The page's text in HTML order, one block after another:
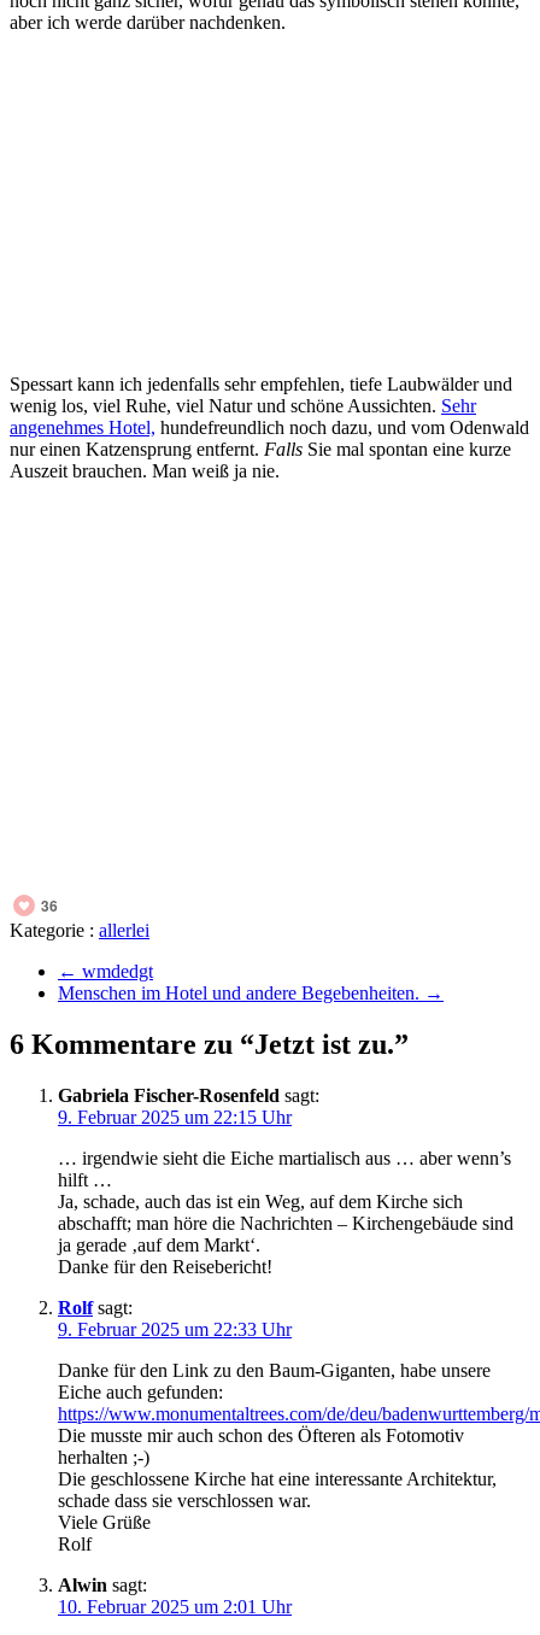
aber ich werde darüber nachdenken.
Spessart kann ich jedenfalls sehr empfehlen, tiefe Laubwälder und
wenig los, viel Ruhe, viel Natur und schöne Aussichten. Sehr
angenehmes Hotel, hundefreundlich noch dazu, und vom Odenwald
nur einen Katzensprung entfernt. Falls Sie mal spontan eine kurze
Auszeit brauchen. Man weiß ja nie.
36
Kategorie : allerlei
← wmdedgt
Menschen im Hotel und andere Begebenheiten. →
6 Kommentare zu “Jetzt ist zu.”
Gabriela Fischer-Rosenfeld sagt:
9. Februar 2025 um 22:15 Uhr
… irgendwie sieht die Eiche martialisch aus … aber wenn’s
hilft …
Ja, schade, auch das ist ein Weg, auf dem Kirche sich
abschafft; man höre die Nachrichten – Kirchengebäude sind
ja gerade ‚auf dem Markt‘.
Danke für den Reisebericht!
Rolf sagt:
9. Februar 2025 um 22:33 Uhr
Danke für den Link zu den Baum-Giganten, habe unsere
Eiche auch gefunden:
https://www.monumentaltrees.com/de/deu/badenwurttemberg/
Die musste mir auch schon des Öfteren als Fotomotiv
herhalten ;-)
Die geschlossene Kirche hat eine interessante Architektur,
schade dass sie verschlossen war.
Viele Grüße
Rolf
Alwin sagt:
10. Februar 2025 um 2:01 Uhr